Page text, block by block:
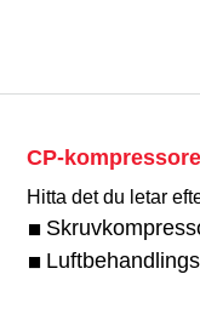
CP-
Hitta det du letar